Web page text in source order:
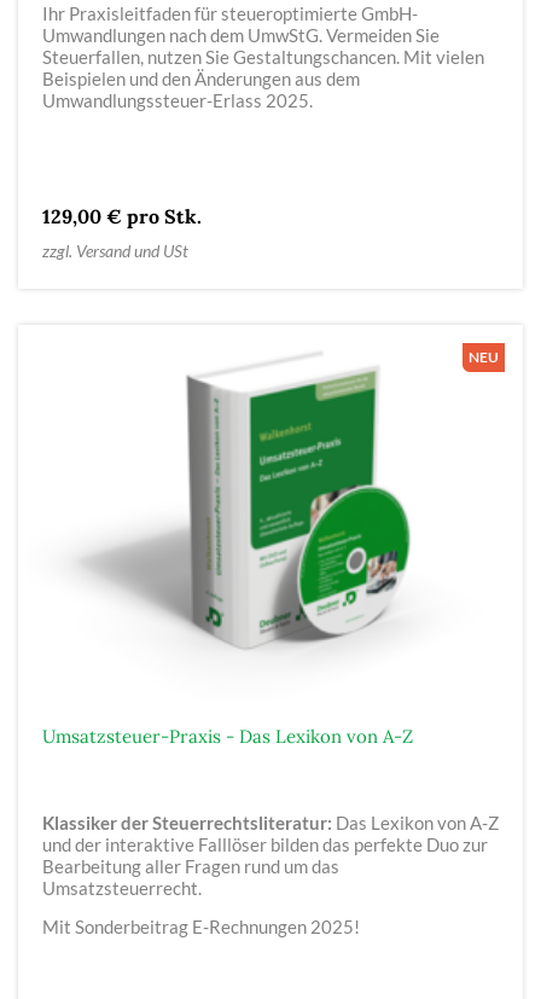
Ihr Praxisleitfaden für steueroptimierte GmbH-
Umwandlungen nach dem UmwStG. Vermeiden Sie
Steuerfallen, nutzen Sie Gestaltungschancen. Mit vielen
Beispielen und den Änderungen aus dem
Umwandlungssteuer-Erlass 2025.
129,00 € pro Stk.
zzgl. Versand und USt
Umsatzsteuer-Praxis - Das Lexikon von A-Z
Klassiker der Steuerrechtsliteratur: Das Lexikon von A-Z
und der interaktive Falllöser bilden das perfekte Duo zur
Bearbeitung aller Fragen rund um das
Umsatzsteuerrecht.
Mit Sonderbeitrag E-Rechnungen 2025!